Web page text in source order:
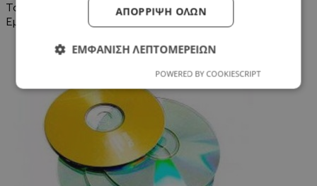
Ταξινόμηση:
Εμφάνιση:
ΑΠΌΡΡΙΨΗ ΌΛΩΝ
ΕΜΦΆΝΙΣΗ ΛΕΠΤΟΜΕΡΕΙΏΝ
POWERED BY COOKIESCRIPT